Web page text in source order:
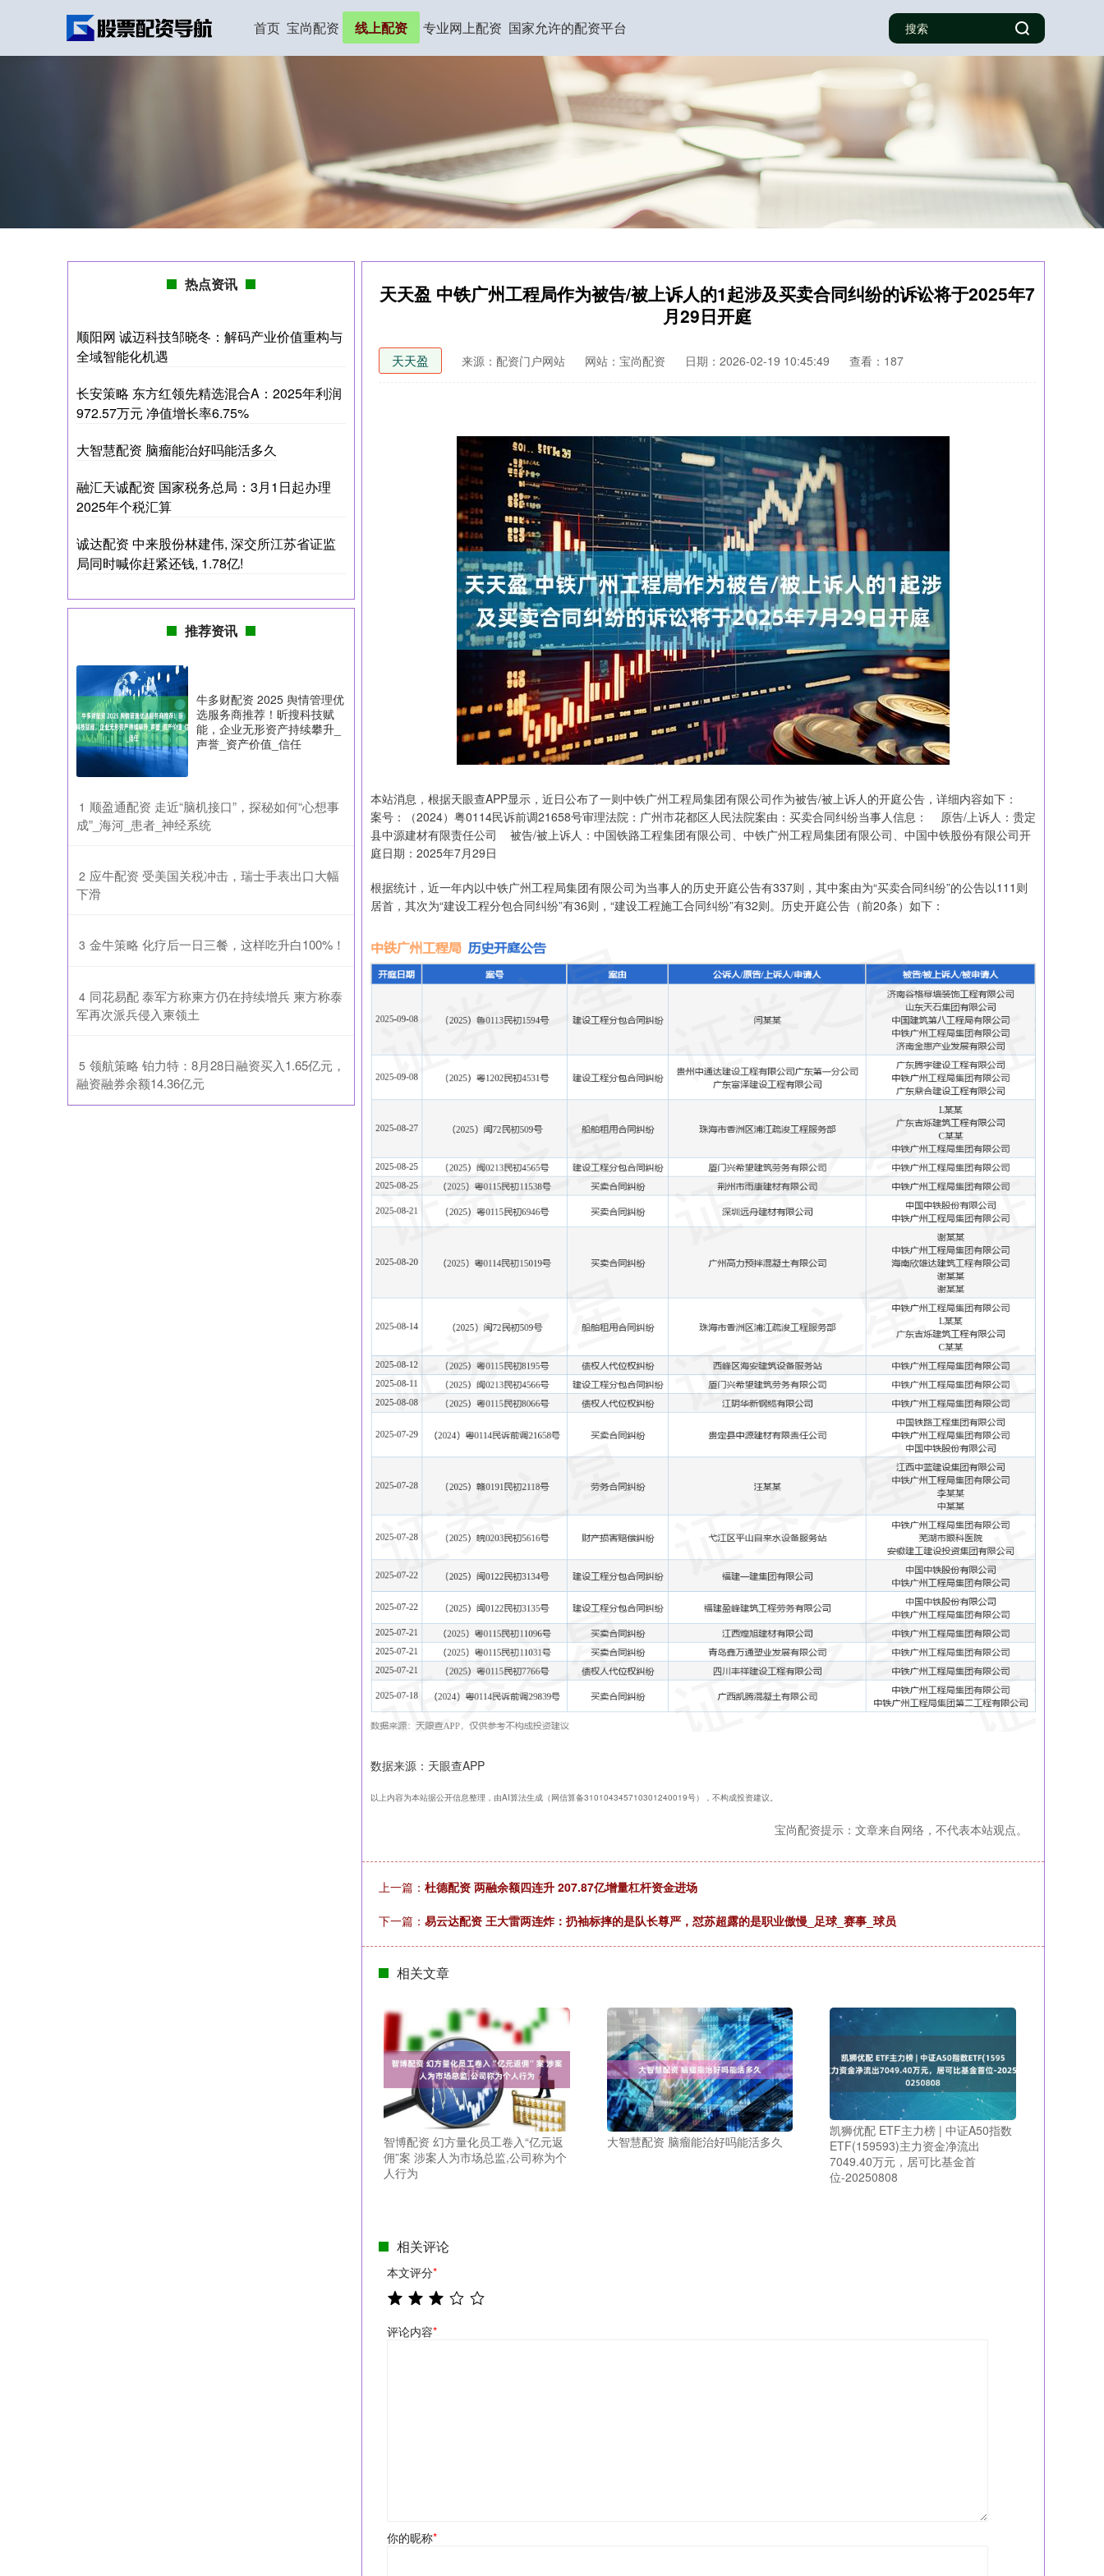
首页 宝尚配资 线上配资 专业网上配资 国家允许的配资平台
天天盈 中铁广州工程局作为被告/被上诉人的1起涉及买卖合同纠纷的诉讼将于2025年7
月29日开庭
天天盈 来源：配资门户网站 网站：宝尚配资 日期：2026-02-19 10:45:49 查看：187
本站消息，根据天眼查APP显示，近日公布了一则中铁广州工程局集团有限公司作为被告/被上诉人的开庭公告，详细内容如下：
案号：（2024）粤0114民诉前调21658号审理法院：广州市花都区人民法院案由：买卖合同纠纷当事人信息： 原告/上诉人：贵定
县中源建材有限责任公司 被告/被上诉人：中国铁路工程集团有限公司、中铁广州工程局集团有限公司、中国中铁股份有限公司开
庭日期：2025年7月29日
根据统计，近一年内以中铁广州工程局集团有限公司为当事人的历史开庭公告有337则，其中案由为“买卖合同纠纷”的公告以111则
居首，其次为“建设工程分包合同纠纷”有36则，“建设工程施工合同纠纷”有32则。历史开庭公告（前20条）如下：
数据来源：天眼查APP
以上内容为本站据公开信息整理，由AI算法生成（网信算备310104345710301240019号），不构成投资建议。
宝尚配资提示：文章来自网络，不代表本站观点。
上一篇： 杜德配资 两融余额四连升 207.87亿增量杠杆资金进场
下一篇： 易云达配资 王大雷两连炸：扔袖标摔的是队长尊严，怼苏超露的是职业傲慢_足球_赛事_球员
相关文章
智博配资 幻方量化员工卷入“亿元返
佣”案 涉案人为市场总监,公司称为个
人行为
大智慧配资 脑瘤能治好吗能活多久
凯狮优配 ETF主力榜 | 中证A50指数
ETF(159593)主力资金净流出
7049.40万元，居可比基金首
位-20250808
相关评论
本文评分*
评论内容*
你的昵称*
热点资讯
顺阳网 诚迈科技邹晓冬：解码产业价值重构与
全域智能化机遇
长安策略 东方红领先精选混合A：2025年利润
972.57万元 净值增长率6.75%
大智慧配资 脑瘤能治好吗能活多久
融汇天诚配资 国家税务总局：3月1日起办理
2025年个税汇算
诚达配资 中来股份林建伟, 深交所江苏省证监
局同时喊你赶紧还钱, 1.78亿!
推荐资讯
牛多财配资 2025 舆情管理优
选服务商推荐！昕搜科技赋
能，企业无形资产持续攀升_
声誉_资产价值_信任
1 ​顺盈通配资 走近“脑机接口”，探秘如何“心想事
成”_海河_患者_神经系统
2 ​应牛配资 受美国关税冲击，瑞士手表出口大幅
下滑
3 ​金牛策略 化疗后一日三餐，这样吃升白100%！
4 ​同花易配 泰军方称柬方仍在持续增兵 柬方称泰
军再次派兵侵入柬领土
5 ​领航策略 铂力特：8月28日融资买入1.65亿元，
融资融券余额14.36亿元